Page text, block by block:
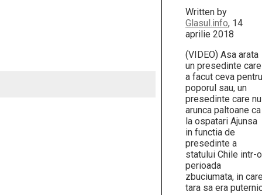
Written by
Glasul.info, 14
aprilie 2018
(VIDEO) Asa arata
un presedinte care
a facut ceva pentru
poporul sau, un
presedinte care nu
arunca paltoane ca
la ospatari Ajunsa
in functia de
presedinte a
statului Chile intr-o
perioada
zbuciumata, in
tara sa era